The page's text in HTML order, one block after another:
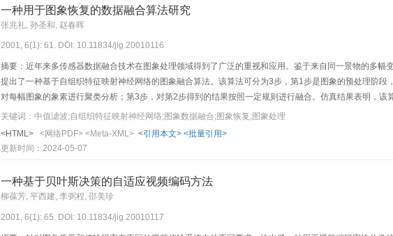
一种用于图象恢复的数据融合算法研究
张兆礼, 孙圣和, 赵春晖
2001, 6(1): 61. DOI: 10.11834/jig.20010116
摘要：近年来多传感器数据融合技术在图象处理领域得到了广泛的重视和应用。鉴于来自同一景物的多
提出了一种基于自组织特征映射神经网络的图象融合算法。该算法可分为3步，第1步是图象的预处理阶
对每幅图象的象素进行聚类分析；第3步，对第2步得到的结果按照一定规则进行融合。仿真结果表明，该
关键词：中值滤波;自组织特征映射神经网络;图象数据融合;图象恢复;图象处理
<HTML>
<网络PDF> <Meta-XML> <引用本文> <批量引用>
更新时间：2024-05-07
一种基于贝叶斯决策的自适应视频编码方法
柳葆芳, 平西建, 李弼程, 邵美珍
2001, 6(1): 65. DOI: 10.11834/jig.20010117